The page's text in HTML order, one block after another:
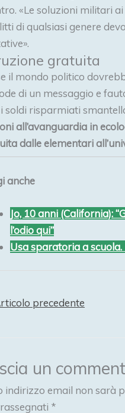
«Le soluzioni militari
di qualsiasi genere
gratuita
il mondo politico
di un messaggio e
soldi risparmiati
all’avanguardia in
dalle elementari
anche
Jo, 10 anni (California):
l’odio qui”
Usa sparatoria a
precedente
un
indirizzo email non sarà
*